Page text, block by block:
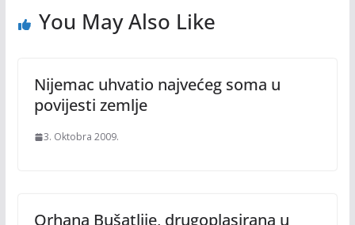
You May Also Like
Nijemac uhvatio najvećeg soma u
povijesti zemlje
3. Oktobra 2009.
Orhana Bušatlije, drugoplasirana u